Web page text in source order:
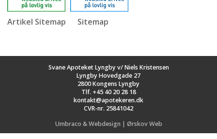
Artikel Sitemap Sitemap
Svane Apoteket Lyngby v/ Niels Kristensen
Lyngby Hovedgade 27
2800 Kongens Lyngby
Tlf. +45 40 20 28 18
kontakt@apotekeren.dk
CVR-nr. 25841042
Umbraco & Webdesign | Ørskov Web